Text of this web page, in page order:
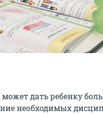
дать ребенку
необходимых